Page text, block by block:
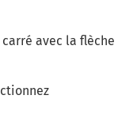
avec la flèche